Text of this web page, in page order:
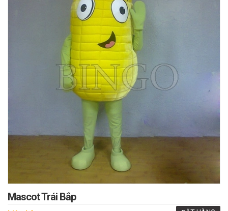
Mascot Trái Bắp